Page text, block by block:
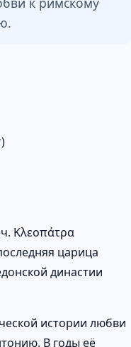
Κλεοπάτρα
царица
династии
истории любви
В годы её